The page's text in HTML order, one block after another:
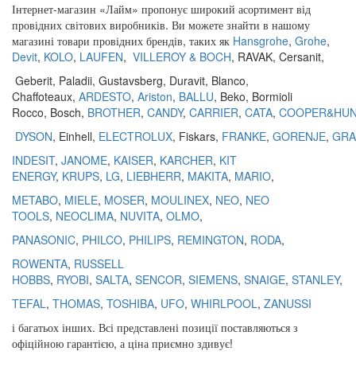
Інтернет-магазин «Лайм» пропонує широкий асортимент від
провідних світових виробників. Ви можете знайти в нашому
магазині товари провідних брендів, таких як Hansgrohe, Grohe,
Devit, KOLO, LAUFEN, VILLEROY & BOCH, RAVAK, Cersanit,
Geberit, Paladii, Gustavsberg, Duravit, Blanco,
Chaffoteaux, ARDESTO, Ariston, BALLU, Beko, Bormioli
Rocco, Bosch, BROTHER, CANDY, CARRIER, CATA,
DYSON, Einhell, ELECTROLUX, Fiskars, FRANKE, GORENJE,
INDESIT, JANOME, KAISER, KARCHER, KIT
ENERGY, KRUPS, LG, LIEBHERR, MAKITA, MARIO,
METABO, MIELE, MOSER, MOULINEX, NEO, NEO
TOOLS, NEOCLIMA, NUVITA, OLMO,
PANASONIC, PHILCO, PHILIPS, REMINGTON, RODA,
ROWENTA, RUSSELL
HOBBS, RYOBI, SALTA, SENCOR, SIEMENS, SNAIGE, STANLEY,
TEFAL, THOMAS, TOSHIBA, UFO, WHIRLPOOL, ZANUSSI
і багатьох інших. Всі представлені позиції поставляються з
офіційною гарантією, а ціна приємно здивує!